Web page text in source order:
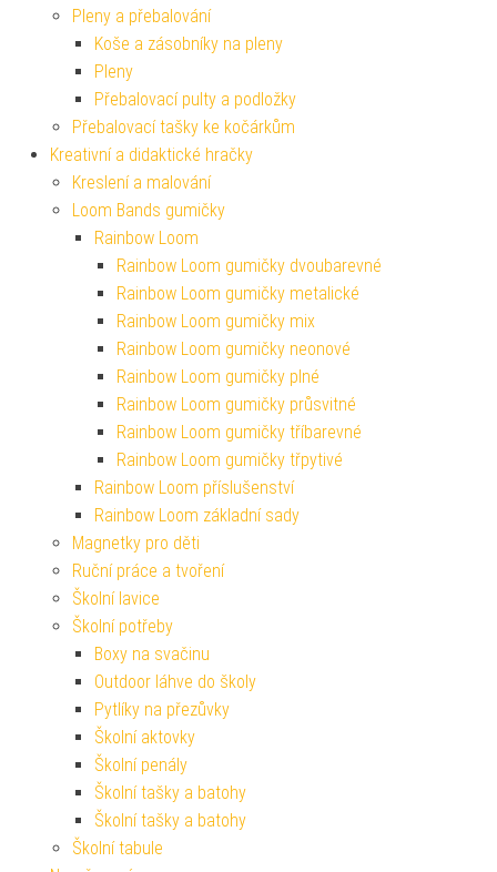
Pleny a přebalování
Koše a zásobníky na pleny
Pleny
Přebalovací pulty a podložky
Přebalovací tašky ke kočárkům
Kreativní a didaktické hračky
Kreslení a malování
Loom Bands gumičky
Rainbow Loom
Rainbow Loom gumičky dvoubarevné
Rainbow Loom gumičky metalické
Rainbow Loom gumičky mix
Rainbow Loom gumičky neonové
Rainbow Loom gumičky plné
Rainbow Loom gumičky průsvitné
Rainbow Loom gumičky tříbarevné
Rainbow Loom gumičky třpytivé
Rainbow Loom příslušenství
Rainbow Loom základní sady
Magnetky pro děti
Ruční práce a tvoření
Školní lavice
Školní potřeby
Boxy na svačinu
Outdoor láhve do školy
Pytlíky na přezůvky
Školní aktovky
Školní penály
Školní tašky a batohy
Školní tašky a batohy
Školní tabule